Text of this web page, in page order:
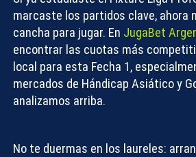
marcaste los partidos clave, ahora
cancha para jugar. En JugaBet
encontrar las cuotas más
local para esta Fecha 1,
mercados de Hándicap Asiático y
analizamos arriba.
No te duermas en los laureles: